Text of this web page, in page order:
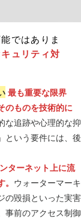
ではありま
ュリティ対
最も重要な限界
のものを技術的に
な追跡や心理的な抑
という要件には、後
ターネット上に流
ウォーターマーキ
の毀損といった実害
事前のアクセス制御